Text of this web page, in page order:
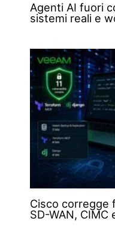
Agenti AI fuori
sistemi reali e
Cisco corregge
SD-WAN, CIMC